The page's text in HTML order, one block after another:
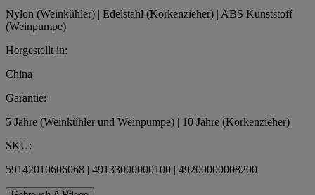
Nylon (Weinkühler) | Edelstahl (Korkenzieher) | ABS Kunststoff
(Weinpumpe)
Hergestellt in:
China
Garantie:
5 Jahre (Weinkühler und Weinpumpe) | 10 Jahre (Korkenzieher)
SKU:
59142010606068 | 49133000000100 | 49200000008200